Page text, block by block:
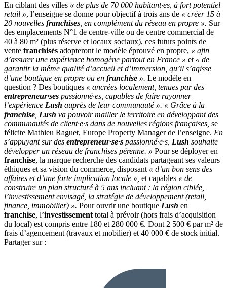
En ciblant des villes « de plus de 70 000 habitant·es, à fort potentiel
retail », l’enseigne se donne pour objectif à trois ans de « créer 15 à
20 nouvelles franchises , en complément du réseau en propre ». Sur
des emplacements N°1 de centre-ville ou de centre commercial de
40 à 80 m² (plus réserve et locaux sociaux), ces futurs points de
vente franchisés adopteront le modèle éprouvé en propre, « afin
d’assurer une expérience homogène partout en France » et « de
garantir la même qualité d’accueil et d’immersion, qu’il s’agisse
d’une boutique en propre ou en franchise ». Le modèle en
question ? Des boutiques « ancrées localement, tenues par des
entrepreneur·ses passionné·es, capables de faire rayonner
l’expérience Lush auprès de leur communauté ». « Grâce à la
franchise Lush va pouvoir mailler le territoire en développant des
communautés de client·e·s dans de nouvelles régions françaises, se
félicite Mathieu Raguet, Europe Property Manager de l’enseigne. En
s’appuyant sur des entrepreneur·se·s passionné·e·s, Lush souhaite
développer un réseau de franchises pérenne. » Pour se déployer en
franchise, la marque recherche des candidats partageant ses valeurs
éthiques et sa vision du commerce, disposant « d’un bon sens des
affaires et d’une forte implication locale », et capables « de
construire un plan structuré à 5 ans incluant : la région ciblée,
l’investissement envisagé, la stratégie de développement (retail,
finance, immobilier) ». Pour ouvrir une boutique Lush en
franchise, l’investissement total à prévoir (hors frais d’acquisition
du local) est compris entre 180 et 280 000 €. Dont 2 500 € par m² de
frais d’agencement (travaux et mobilier) et 40 000 € de stock initial.
Partager sur :